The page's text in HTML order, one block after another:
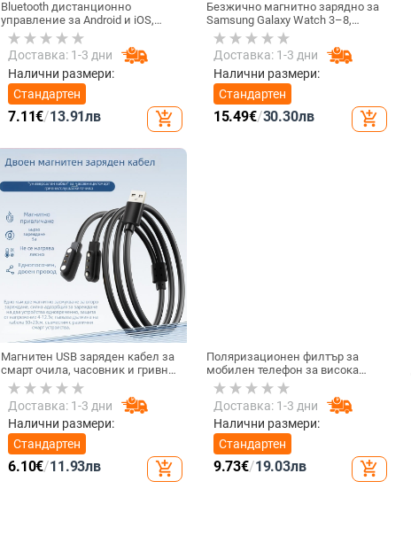
Bluetooth дистанционно
управление за Android и iOS,
универсално за снимки и
видеозаписи, модел 6-key
tremolo, Vernon, ABS материал,
тегло 15 g
Доставка: 1-3 дни
Налични размери:
Стандартен
7.11€/13.91лв add_shopping_cart
Безжично магнитно зарядно за
Samsung Galaxy Watch 3–8,
Active 1/2 • QC2.0 • Магнитно
зареждане • 3W / 1A
Доставка: 1-3 дни
Налични размери:
Стандартен
15.49€/30.30лв add_shopping_cart
Магнитен USB заряден кабел за
смарт очила, часовник и гривна
– едно към две, съвместим с
4.0-12.3, марка Rising Sun
Доставка: 1-3 дни
Налични размери:
Стандартен
6.10€/11.93лв add_shopping_cart
Поляризационен филтър за
мобилен телефон за висока
резолюция — ND филтър, модел
GZM
Доставка: 1-3 дни
Налични размери:
Стандартен
9.73€/19.03лв add_shopping_cart